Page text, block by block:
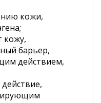
кожи,
кожу,
барьер,
действием,